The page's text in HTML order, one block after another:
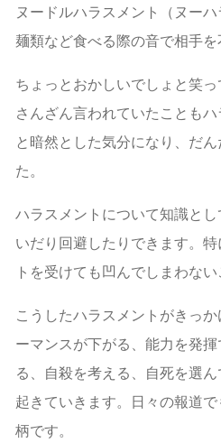
ヌードルハラスメント（ヌーハ
麺類など食べる際の音で相手を
ちょっとおかしいでしょと笑
さんざん言われていたことも
と暗然とした気分になり、だ
た。
ハラスメントについて知識と
いだり回避したりできます。
トを受けても凹んでしまわない
こうしたハラスメントがきっ
ーマンスが下がる、能力を発
る、自殺を考える、自死を選
起きていきます。日々の報道
柄です。